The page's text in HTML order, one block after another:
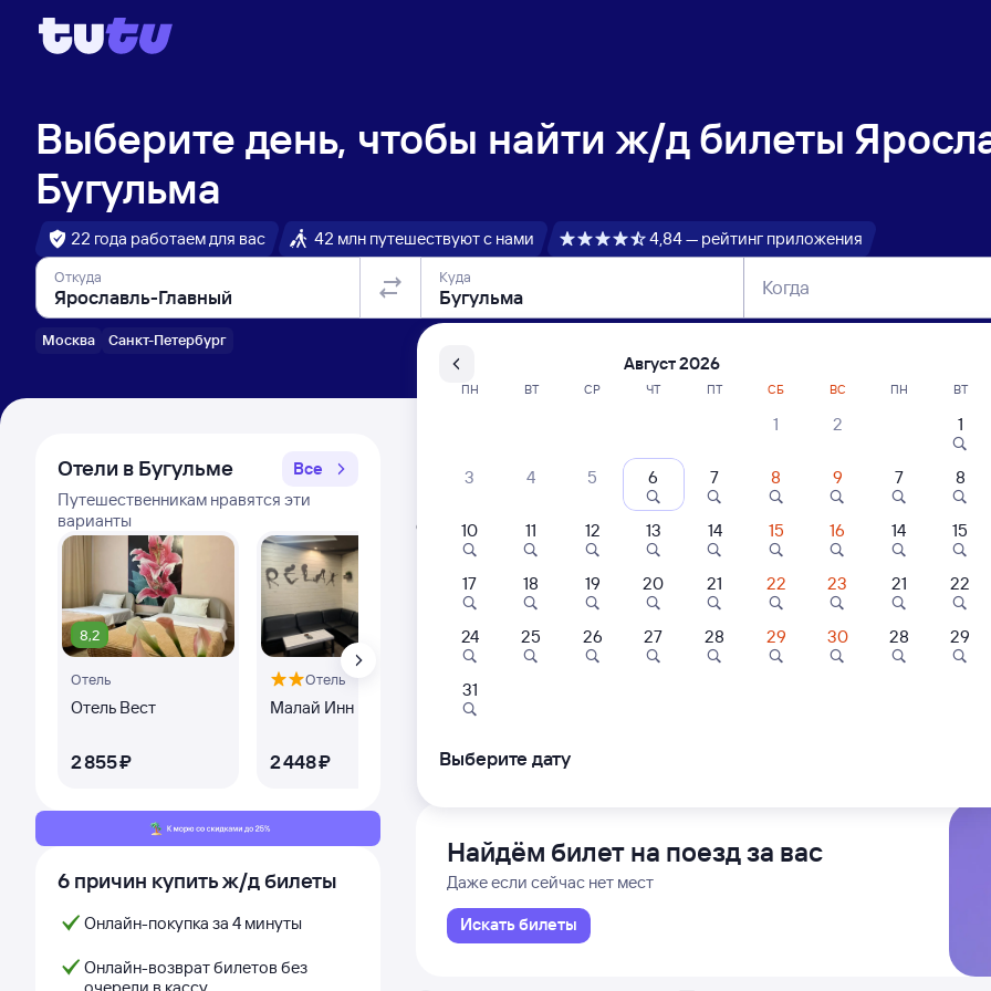
Выберите день, чтобы найти ж/д билеты
Бугульма
22 года работаем для вас 42 млн путешествуют с нами 4,84 — рейтинг приложения
Откуда
Москва Санкт-Петербург
Куда Когда
Отели в Бугульме
Все
Путешественникам нравятся эти
варианты
8,2
Отель
Отель Вест
2 ⁠855 ⁠₽
Отель
Малай Инн
2 ⁠448 ⁠₽
Нефтяник
2 ⁠040 ⁠₽
6 причин купить ж/д билеты
Онлайн-покупка за 4 минуты
Онлайн-возврат билетов без
Расписание поездов Ярославль-Главный —
Расписание поездов Бугульма — Ярославль-Главный
Открыта продажа билетов на 2 ноября. Отправление и прибытие по местному
347А Проходящий
Ярославль-Главный
Ярославль
из Санкт-Петербурга-Главн.
07:49 13:21
Дни следованияближайшие: 5, 7, 9 августа
Найдём билет на поезд за вас
Даже если сейчас нет мест
Искать билеты
Август 2026
ПН ВТ СР ЧТ ПТ СБ ВС
1 2
3 4 5 6 7 8 9
10 11 12 13 14 15 16
17 18 19 20 21 22 23
24 25 26 27 28 29 30
31
ПН ВТ
1
7 8
14 15
21 22
28 29
Выберите дату